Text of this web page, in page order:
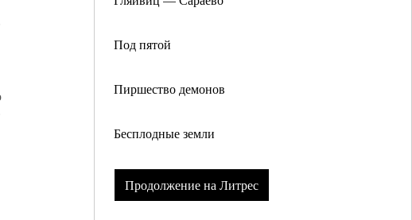
Под пятой
Пиршество демонов
Бесплодные земли
Продолжение на Литрес